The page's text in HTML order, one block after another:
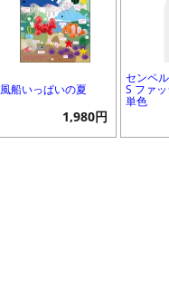
風船いっぱいの夏
1,980円
センペ
S ファ
単色